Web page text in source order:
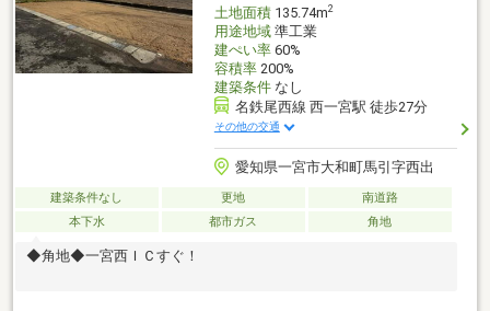
土地面積135.74m2
用途地域準工業
建ぺい率60%
容積率200%
建築条件なし
名鉄尾西線 西一宮駅 徒歩27分
その他の交通
愛知県一宮市大和町馬引字西出
建築条件なし 更地
南道路
本下水
都市ガス 角地
◆角地◆一宮西ＩＣすぐ！